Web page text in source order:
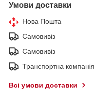
Умови доставки
Нова Пошта
Самовивіз
Самовивіз
Транспортна компанія
Всі умови доставки